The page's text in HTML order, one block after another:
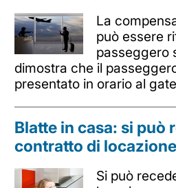
La
può essere
passeggero
dimostra che il
presentato in orario al gate
Blatte in casa: si può
contratto di
Si può